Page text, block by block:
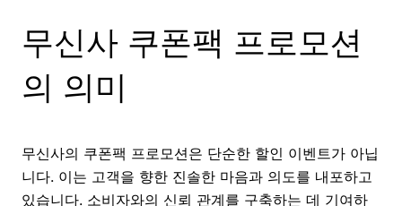
무신사 쿠폰팩 프로모션
의 의미
무신사의 쿠폰팩 프로모션은 단순한 할인 이벤트가 아닙
니다. 이는 고객을 향한 진솔한 마음과 의도를 내포하고
있습니다. 소비자와의 신뢰 관계를 구축하는 데 기여하